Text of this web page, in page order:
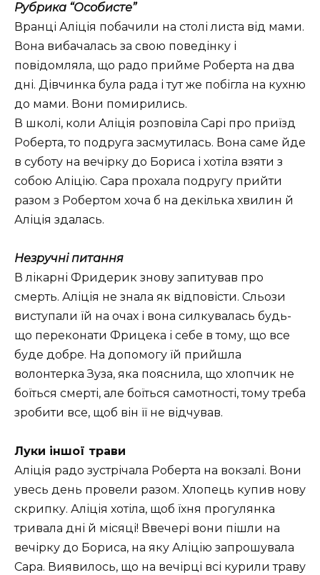
Рубрика “Особисте”
Вранці Аліція побачили на столі листа від мами.
Вона вибачалась за свою поведінку і
повідомляла, що радо прийме Роберта на два
дні. Дівчинка була рада і тут же побігла на кухню
до мами. Вони помирились.
В школі, коли Аліція розповіла Сарі про приїзд
Роберта, то подруга засмутилась. Вона саме йде
в суботу на вечірку до Бориса і хотіла взяти з
собою Аліцію. Сара прохала подругу прийти
разом з Робертом хоча б на декілька хвилин й
Аліція здалась.
Незручні питання
В лікарні Фридерик знову запитував про
смерть. Аліція не знала як відповісти. Сльози
виступали їй на очах і вона силкувалась будь-
що переконати Фрицека і себе в тому, що все
буде добре. На допомогу їй прийшла
волонтерка Зуза, яка пояснила, що хлопчик не
боїться смерті, але боїться самотності, тому треба
зробити все, щоб він її не відчував.
Луки іншої трави
Аліція радо зустрічала Роберта на вокзалі. Вони
увесь день провели разом. Хлопець купив нову
скрипку. Аліція хотіла, щоб їхня прогулянка
тривала дні й місяці! Ввечері вони пішли на
вечірку до Бориса, на яку Аліцію запрошувала
Сара. Виявилось, що на вечірці всі курили траву